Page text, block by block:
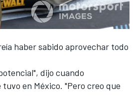
haber sabido aprovechar todo
dijo cuando
en México. "Pero creo que